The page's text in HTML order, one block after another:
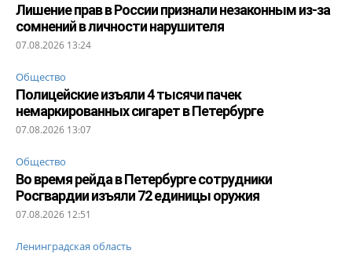
Лишение прав в России признали незаконным из-за
сомнений в личности нарушителя
07.08.2026 13:24
Общество
Полицейские изъяли 4 тысячи пачек
немаркированных сигарет в Петербурге
07.08.2026 13:07
Общество
Во время рейда в Петербурге сотрудники
Росгвардии изъяли 72 единицы оружия
07.08.2026 12:51
Ленинградская область